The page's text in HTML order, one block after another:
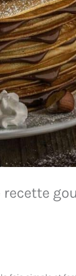
recette